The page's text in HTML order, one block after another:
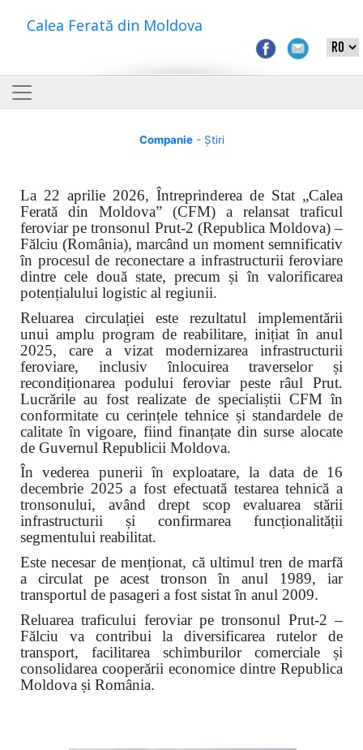
Calea Ferată din Moldova
Companie- Știri
La 22 aprilie 2026, Întreprinderea de Stat „Calea
Ferată din Moldova” (CFM) a relansat traficul
feroviar pe tronsonul Prut-2 (Republica Moldova) –
Fălciu (România), marcând un moment semnificativ
în procesul de reconectare a infrastructurii feroviare
dintre cele două state, precum și în valorificarea
potențialului logistic al regiunii.
Reluarea circulației este rezultatul implementării
unui amplu program de reabilitare, inițiat în anul
2025, care a vizat modernizarea infrastructurii
feroviare, inclusiv înlocuirea traverselor și
recondiționarea podului feroviar peste râul Prut.
Lucrările au fost realizate de specialiștii CFM în
conformitate cu cerințele tehnice și standardele de
calitate în vigoare, fiind finanțate din surse alocate
de Guvernul Republicii Moldova.
În vederea punerii în exploatare, la data de 16
decembrie 2025 a fost efectuată testarea tehnică a
tronsonului, având drept scop evaluarea stării
infrastructurii și confirmarea funcționalității
segmentului reabilitat.
Este necesar de menționat, că ultimul tren de marfă
a circulat pe acest tronson în anul 1989, iar
transportul de pasageri a fost sistat în anul 2009.
Reluarea traficului feroviar pe tronsonul Prut-2 –
Fălciu va contribui la diversificarea rutelor de
transport, facilitarea schimburilor comerciale și
consolidarea cooperării economice dintre Republica
Moldova și România.